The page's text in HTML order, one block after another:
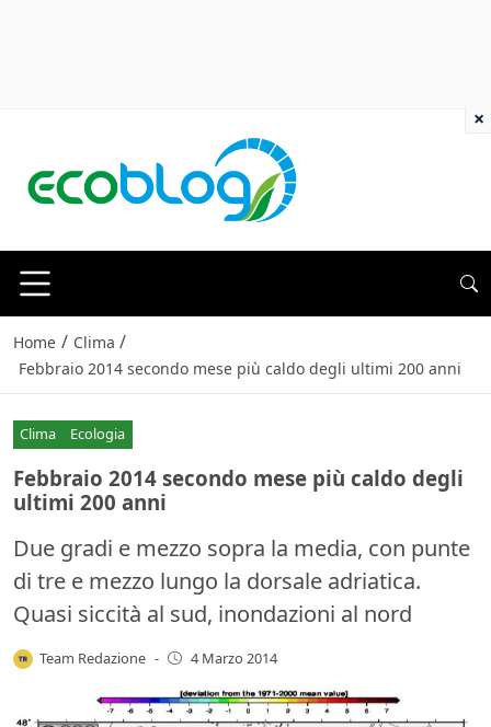
Home / Clima /
Febbraio 2014 secondo mese più caldo degli ultimi 200 anni
Clima Ecologia
Febbraio 2014 secondo mese più caldo degli
ultimi 200 anni
Due gradi e mezzo sopra la media, con punte
di tre e mezzo lungo la dorsale adriatica.
Quasi siccità al sud, inondazioni al nord
Team Redazione - 4 Marzo 2014
×